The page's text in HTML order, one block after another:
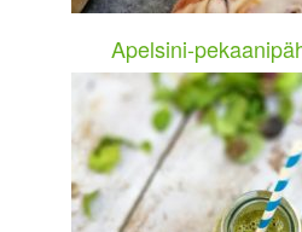
Apelsini-